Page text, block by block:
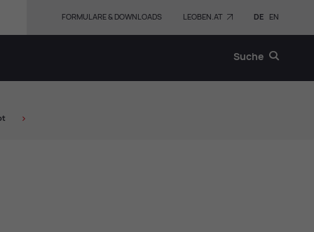
Suche
FORMULARE & DOWNLOADS LEOBEN.AT DE EN